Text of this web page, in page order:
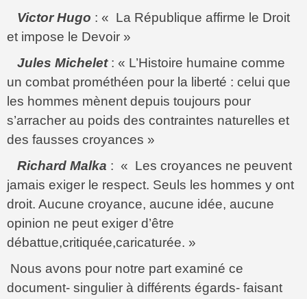
Victor Hugo : « La République affirme le Droit
et impose le Devoir »
Jules Michelet: « L’Histoire humaine comme
un combat prométhéen pour la liberté : celui que
les hommes mènent depuis toujours pour
s’arracher au poids des contraintes naturelles et
des fausses croyances »
Richard Malka : « Les croyances ne peuvent
jamais exiger le respect. Seuls les hommes y ont
droit. Aucune croyance, aucune idée, aucune
opinion ne peut exiger d’être
débattue,critiquée,caricaturée. »
Nous avons pour notre part examiné ce
document- singulier à différents égards- faisant